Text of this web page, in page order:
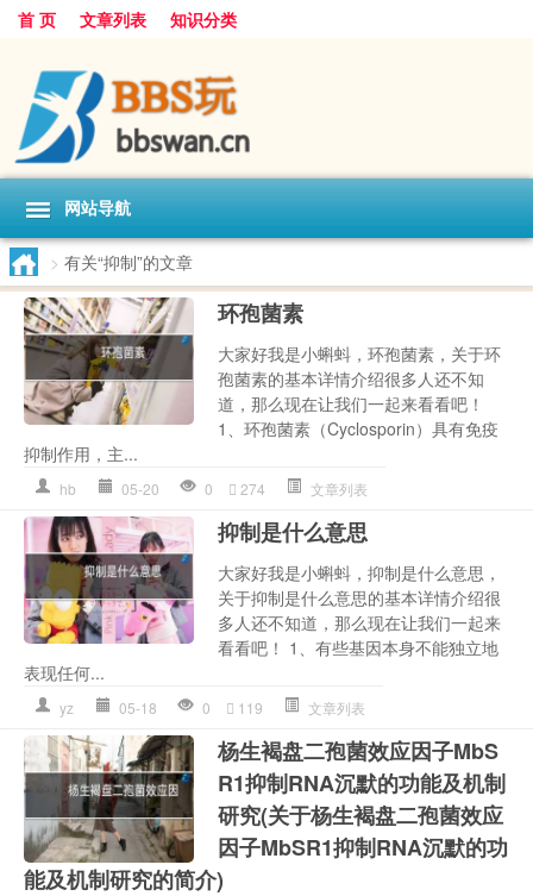
首 页 文章列表 知识分类
网站导航
> 有关“抑制”的文章
环孢菌素
大家好我是小蝌蚪，环孢菌素，关于环
孢菌素的基本详情介绍很多人还不知
道，那么现在让我们一起来看看吧！
1、环孢菌素（Cyclosporin）具有免疫
抑制作用，主...
hb 05-20 0 274 文章列表
抑制是什么意思
大家好我是小蝌蚪，抑制是什么意思，
关于抑制是什么意思的基本详情介绍很
多人还不知道，那么现在让我们一起来
看看吧！ 1、有些基因本身不能独立地
表现任何...
yz 05-18 0 119 文章列表
杨生褐盘二孢菌效应因子MbS
R1抑制RNA沉默的功能及机制
研究(关于杨生褐盘二孢菌效应
因子MbSR1抑制RNA沉默的功
能及机制研究的简介)